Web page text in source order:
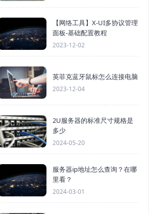
【网络工具】X-UI多协议管理
面板-基础配置教程
2023-12-02
英菲克蓝牙鼠标怎么连接电脑
2023-12-04
2U服务器的标准尺寸规格是
多少
2024-05-20
服务器ip地址怎么查询？在哪
里看？
2024-03-01